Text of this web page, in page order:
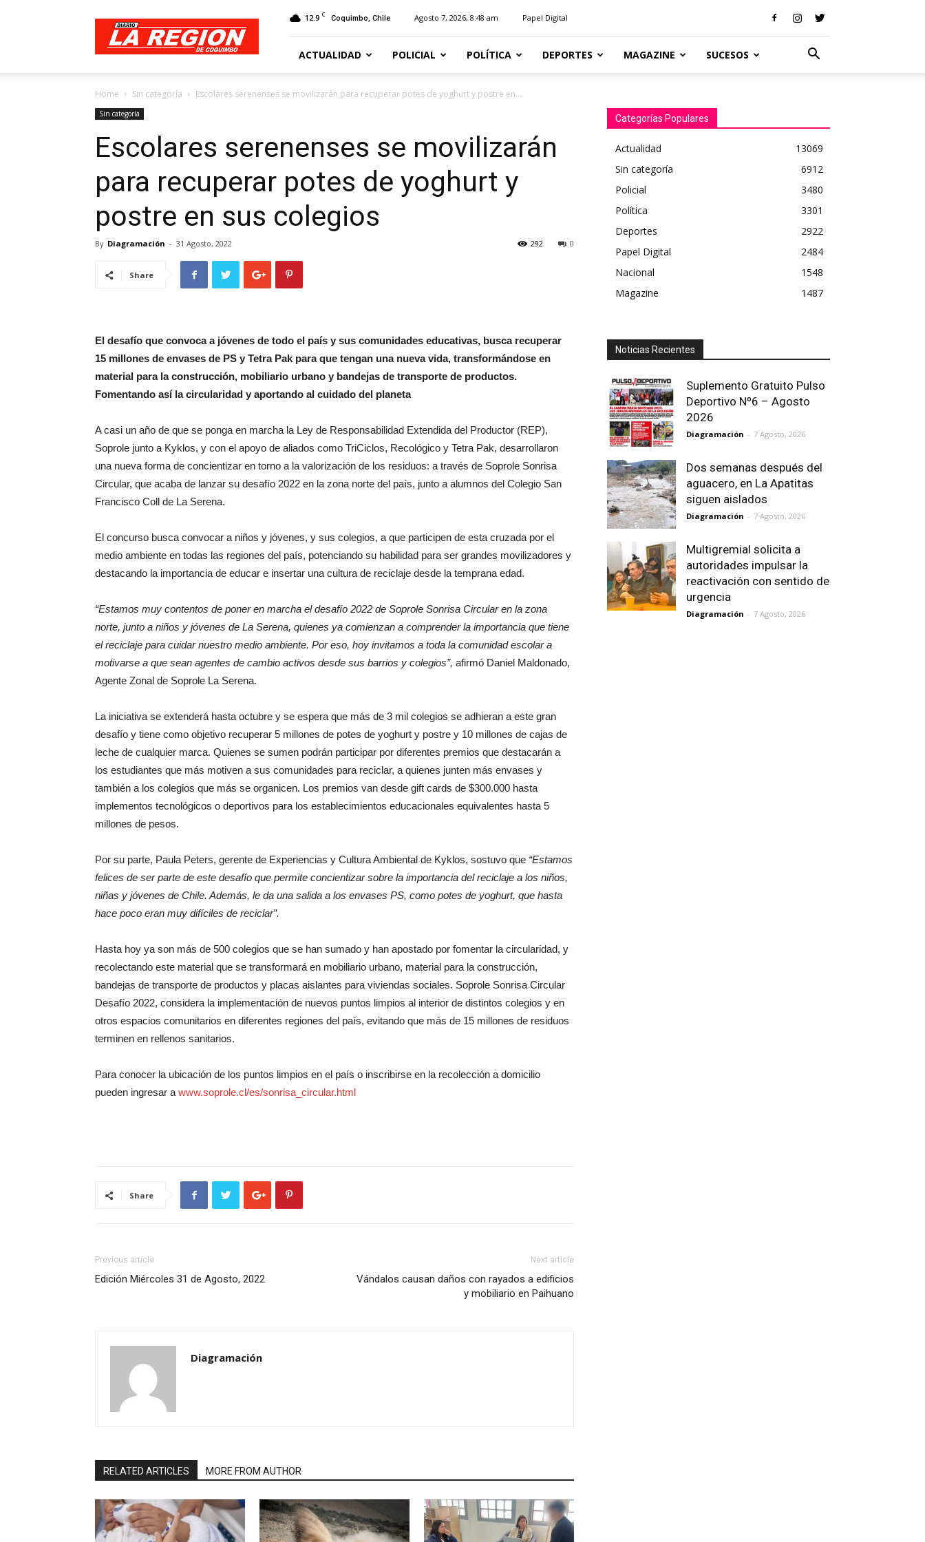
Diario
Región
12.9 C Coquimbo, Chile Agosto 7, 2026, 8:48 am Papel Digital
ACTUALIDAD POLICIAL POLÍTICA DEPORTES MAGAZINE SUCESOS
Home Sin categoría Escolares serenenses se movilizarán para recuperar potes de yoghurt y postre en...
Sin categoría
Escolares serenenses se movilizarán
para recuperar potes de yoghurt y
postre en sus colegios
By Diagramación - 31 Agosto, 2022 0
292
Share
El desafío que convoca a jóvenes de todo el país y sus comunidades educativas, busca recuperar
15 millones de envases de PS y Tetra Pak para que tengan una nueva vida, transformándose en
material para la construcción, mobiliario urbano y bandejas de transporte de productos.
Fomentando así la circularidad y aportando al cuidado del planeta
A casi un año de que se ponga en marcha la Ley de Responsabilidad Extendida del Productor (REP),
Soprole junto a Kyklos, y con el apoyo de aliados como TriCiclos, Recológico y Tetra Pak, desarrollaron
una nueva forma de concientizar en torno a la valorización de los residuos: a través de Soprole Sonrisa
Circular, que acaba de lanzar su desafío 2022 en la zona norte del país, junto a alumnos del Colegio San
Francisco Coll de La Serena.
El concurso busca convocar a niños y jóvenes, y sus colegios, a que participen de esta cruzada por el
medio ambiente en todas las regiones del país, potenciando su habilidad para ser grandes movilizadores y
destacando la importancia de educar e insertar una cultura de reciclaje desde la temprana edad.
“Estamos muy contentos de poner en marcha el desafío 2022 de Soprole Sonrisa Circular en la zona
norte, junto a niños y jóvenes de La Serena, quienes ya comienzan a comprender la importancia que tiene
el reciclaje para cuidar nuestro medio ambiente. Por eso, hoy invitamos a toda la comunidad escolar a
motivarse a que sean agentes de cambio activos desde sus barrios y colegios”, afirmó Daniel Maldonado,
Agente Zonal de Soprole La Serena.
La iniciativa se extenderá hasta octubre y se espera que más de 3 mil colegios se adhieran a este gran
desafío y tiene como objetivo recuperar 5 millones de potes de yoghurt y postre y 10 millones de cajas de
leche de cualquier marca. Quienes se sumen podrán participar por diferentes premios que destacarán a
los estudiantes que más motiven a sus comunidades para reciclar, a quienes junten más envases y
también a los colegios que más se organicen. Los premios van desde gift cards de $300.000 hasta
implementos tecnológicos o deportivos para los establecimientos educacionales equivalentes hasta 5
millones de pesos.
Por su parte, Paula Peters, gerente de Experiencias y Cultura Ambiental de Kyklos, sostuvo que “Estamos
felices de ser parte de este desafío que permite concientizar sobre la importancia del reciclaje a los niños,
niñas y jóvenes de Chile. Además, le da una salida a los envases PS, como potes de yoghurt, que hasta
hace poco eran muy difíciles de reciclar”.
Hasta hoy ya son más de 500 colegios que se han sumado y han apostado por fomentar la circularidad, y
recolectando este material que se transformará en mobiliario urbano, material para la construcción,
bandejas de transporte de productos y placas aislantes para viviendas sociales. Soprole Sonrisa Circular
Desafío 2022, considera la implementación de nuevos puntos limpios al interior de distintos colegios y en
otros espacios comunitarios en diferentes regiones del país, evitando que más de 15 millones de residuos
terminen en rellenos sanitarios.
Para conocer la ubicación de los puntos limpios en el país o inscribirse en la recolección a domicilio
pueden ingresar a www.soprole.cl/es/sonrisa_circular.html
Share
Previous article
Edición Miércoles 31 de Agosto, 2022
Next article
Vándalos causan daños con rayados a edificios
y mobiliario en Paihuano
Diagramación
RELATED ARTICLES MORE FROM AUTHOR
Categorías Populares
Actualidad
13069
Sin categoría
6912
Policial
3480
Política
3301
Deportes
2922
Papel Digital
2484
Nacional
1548
Magazine
1487
Noticias Recientes
Suplemento Gratuito Pulso
Deportivo Nº6 – Agosto
2026
Diagramación - 7 Agosto, 2026
Dos semanas después del
aguacero, en La Apatitas
siguen aislados
Diagramación - 7 Agosto, 2026
Multigremial solicita a
autoridades impulsar la
reactivación con sentido de
urgencia
Diagramación - 7 Agosto, 2026